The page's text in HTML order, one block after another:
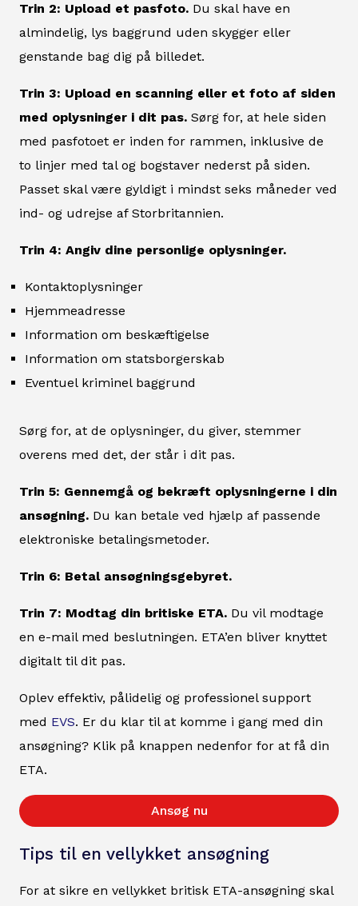
Trin 2: Upload et pasfoto. Du skal have en
almindelig, lys baggrund uden skygger eller
genstande bag dig på billedet.
Trin 3: Upload en scanning eller et foto af siden
med oplysninger i dit pas. Sørg for, at hele siden
med pasfotoet er inden for rammen, inklusive de
to linjer med tal og bogstaver nederst på siden.
Passet skal være gyldigt i mindst seks måneder ved
ind- og udrejse af Storbritannien.
Trin 4: Angiv dine personlige oplysninger.
Kontaktoplysninger
Hjemmeadresse
Information om beskæftigelse
Information om statsborgerskab
Eventuel kriminel baggrund
Sørg for, at de oplysninger, du giver, stemmer
overens med det, der står i dit pas.
Trin 5: Gennemgå og bekræft oplysningerne i din
ansøgning. Du kan betale ved hjælp af passende
elektroniske betalingsmetoder.
Trin 6: Betal ansøgningsgebyret.
Trin 7: Modtag din britiske ETA. Du vil modtage
en e-mail med beslutningen. ETA’en bliver knyttet
digitalt til dit pas.
Oplev effektiv, pålidelig og professionel support
med EVS. Er du klar til at komme i gang med din
ansøgning? Klik på knappen nedenfor for at få din
ETA.
Ansøg nu
Tips til en vellykket ansøgning
For at sikre en vellykket britisk ETA-ansøgning skal